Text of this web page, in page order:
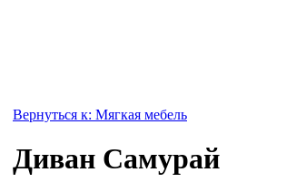
Вернуться к: Мягкая мебель
Диван Самурай